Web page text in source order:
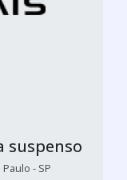
suspenso
- SP